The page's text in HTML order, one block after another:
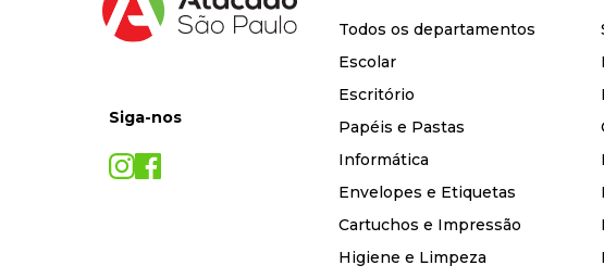
Siga-nos
Todos os departamentos
Escolar
Escritório
Papéis e Pastas
Informática
Envelopes e Etiquetas
Cartuchos e Impressão
Higiene e Limpeza